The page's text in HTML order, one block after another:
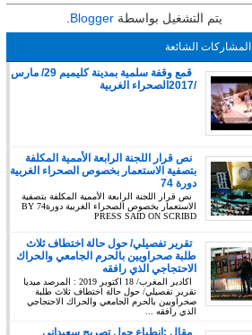
يتم التشغيل بواسطة Blogger
المشاركات الشائعة
قمع وقفة سلمية بمدينة كليميم 29/ مارس
/2017الصحراء الغربية
نص قرار اللجنة الرابعة الأممية المكلفة
بتصفية الاستعمار بخصوص الصحراء الغربية
دورة 74
نص قرار اللجنة الرابعة الأممية المكلفة بتصفية
الاستعمار بخصوص الصحراء الغربية دورة74 BY
PRESS SAID ON SCRIBD
تقرير تفصيلي/ حول حالة اختطاف ثلاث
طلبة صحراويين بالحرم الجامعي والحراك
الاحتجاجي الذي رافقه
اكادير المغرب/ 18 اكتوبر 2019 : المرصد ميديا
تقرير تفصيلي/ حول حالة اختطاف ثلاث طلبة
صحراويين بالحرم الجامعي والحراك الاحتجاجي
الذي رافقه ...